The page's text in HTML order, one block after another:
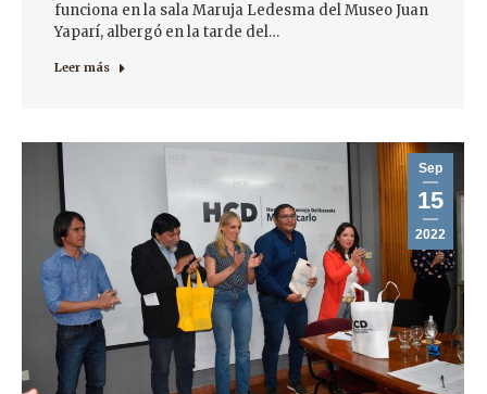
funciona en la sala Maruja Ledesma del Museo Juan
Yaparí, albergó en la tarde del…
Leer más
Sep
15
2022